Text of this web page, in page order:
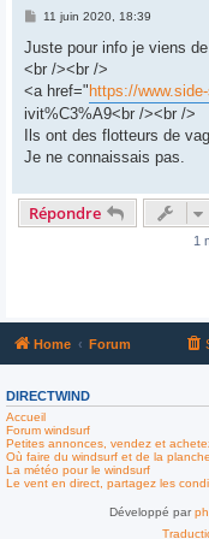
M
s
a
g
11 juin 2020, 18:39
Juste pour info je viens
<br /><br />
<a href="https://
ivit%C3%A9<br /><br />
Ils ont des flotteurs de
Je ne connaissais pas.
Répondre
1
Home Forum
DIRECTWIND
Accueil
Forum windsurf
Petites annonces, vendez et
Où faire du windsurf et de la
La météo pour le windsurf
Le vent en direct, partagez les
Développé par